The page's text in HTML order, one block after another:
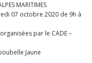
MARITIMES
07 octobre 2020 de 9h à
par le CADE –
Jaune